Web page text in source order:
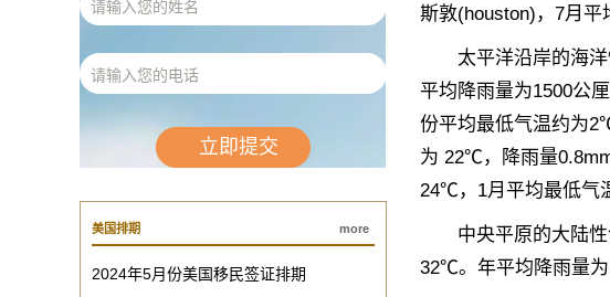
美国排期 more
2024年5月份美国移民签证排期
斯敦(houston)，7月
太平洋沿岸的海洋
平均降雨量为1500公
份平均最低气温约为
为 22℃，降雨量
24℃，1月平均最低气
中央平原的大陆性
32℃。年平均降雨量为